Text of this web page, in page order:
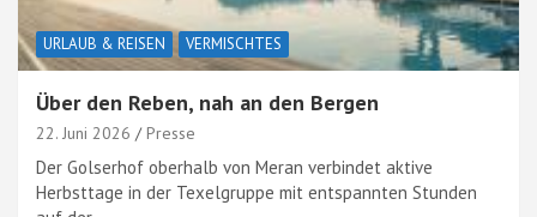
URLAUB & REISEN VERMISCHTES
Über den Reben, nah an den Bergen
22. Juni 2026 Presse
Der Golserhof oberhalb von Meran verbindet aktive
Herbsttage in der Texelgruppe mit entspannten Stunden